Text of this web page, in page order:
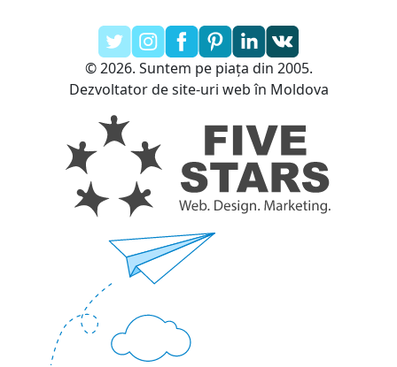
© 2026. Suntem pe piața din 2005.
Dezvoltator de site-uri web în Moldova